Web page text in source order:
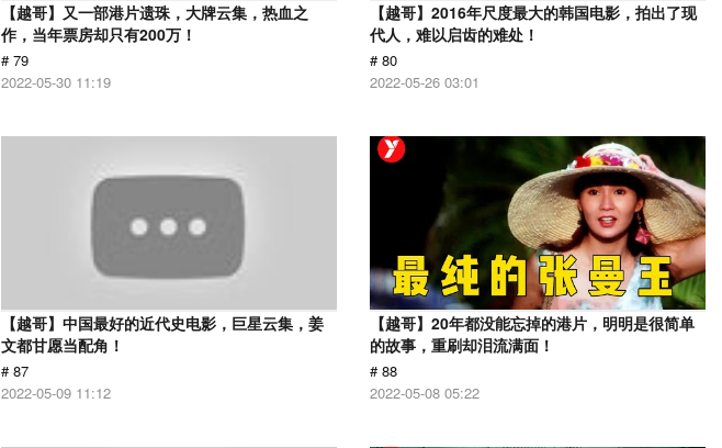
【越哥】又一部港片遗珠，大牌云集，热血之
作，当年票房却只有200万！
# 79
2022-05-30 11:19
【越哥】2016年尺度最大的韩国电影，拍出了现
代人，难以启齿的难处！
# 80
2022-05-26 03:01
【越哥】中国最好的近代史电影，巨星云集，姜
文都甘愿当配角！
# 87
2022-05-09 11:12
【越哥】20年都没能忘掉的港片，明明是很简单
的故事，重刷却泪流满面！
# 88
2022-05-08 05:22